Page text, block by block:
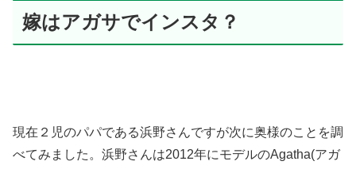
嫁はアガサでインスタ？
現在２児のパパである浜野さんですが次に奥様のことを調
べてみました。浜野さんは2012年にモデルのAgatha(アガ